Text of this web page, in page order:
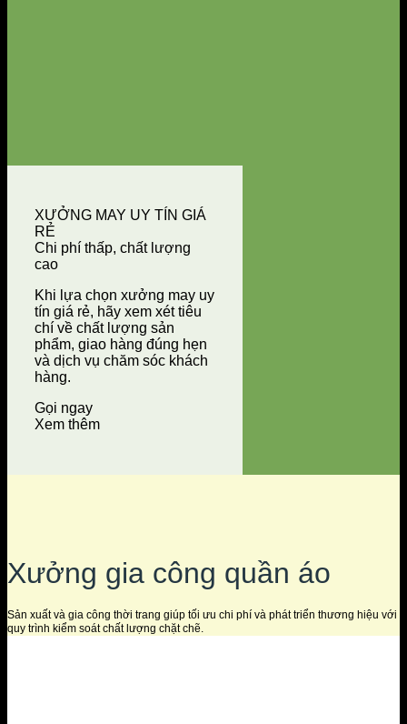
XƯỞNG MAY UY TÍN GIÁ
RẺ
Chi phí thấp, chất lượng
cao
Khi lựa chọn xưởng may uy
tín giá rẻ, hãy xem xét tiêu
chí về chất lượng sản
phẩm, giao hàng đúng hẹn
và dịch vụ chăm sóc khách
hàng.
Gọi ngay
Xem thêm
Xưởng gia công quần áo
Sản xuất và gia công thời trang giúp tối ưu chi phí và phát triển thương hiệu với
quy trình kiểm soát chất lượng chặt chẽ.